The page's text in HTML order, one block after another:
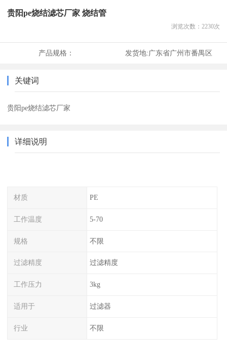
贵阳pe烧结滤芯厂家 烧结管
浏览次数： 2230次
产品规格： 发货地:广东省广州市番禺区
关键词
贵阳pe烧结滤芯厂家
详细说明
材质 PE
工作温度 5-70
规格 不限
过滤精度 过滤精度
工作压力 3kg
适用于 过滤器
行业 不限